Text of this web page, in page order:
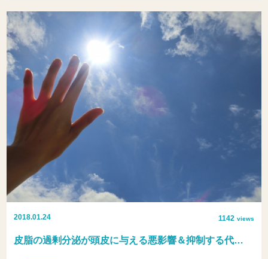
2018.01.24 1142 views
皮脂の過剰分泌が頭皮に与える悪影響＆抑制する代…